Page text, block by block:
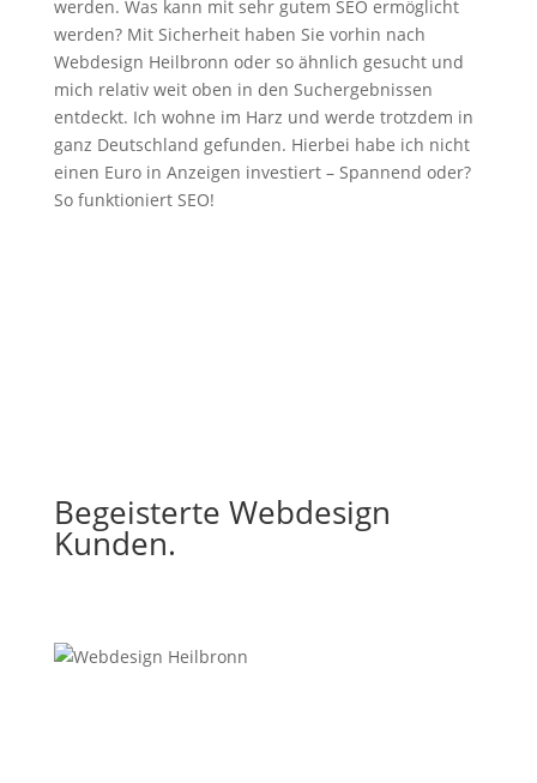
werden. Was kann mit sehr gutem SEO ermöglicht
werden? Mit Sicherheit haben Sie vorhin nach
Webdesign Heilbronn oder so ähnlich gesucht und
mich relativ weit oben in den Suchergebnissen
entdeckt. Ich wohne im Harz und werde trotzdem in
ganz Deutschland gefunden. Hierbei habe ich nicht
einen Euro in Anzeigen investiert – Spannend oder?
So funktioniert SEO!
Begeisterte Webdesign
Kunden.